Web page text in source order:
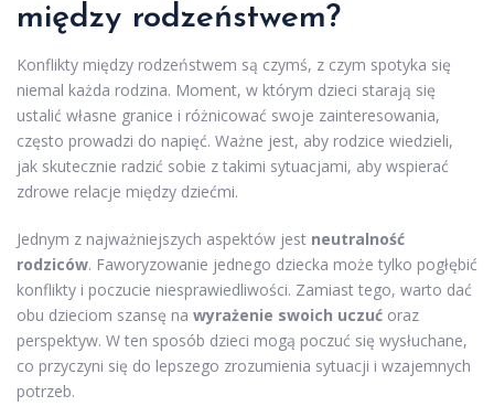
między rodzeństwem?
Konflikty między rodzeństwem są czymś, z czym spotyka się
niemal każda rodzina. Moment, w którym dzieci starają się
ustalić własne granice i różnicować swoje zainteresowania,
często prowadzi do napięć. Ważne jest, aby rodzice wiedzieli,
jak skutecznie radzić sobie z takimi sytuacjami, aby wspierać
zdrowe relacje między dziećmi.
Jednym z najważniejszych aspektów jest neutralność
rodziców. Faworyzowanie jednego dziecka może tylko pogłębić
konflikty i poczucie niesprawiedliwości. Zamiast tego, warto dać
obu dzieciom szansę na wyrażenie swoich uczuć oraz
perspektyw. W ten sposób dzieci mogą poczuć się wysłuchane,
co przyczyni się do lepszego zrozumienia sytuacji i wzajemnych
potrzeb.